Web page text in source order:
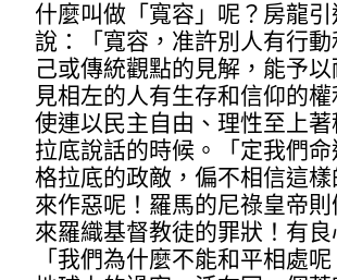
什麼叫做「寬容」呢？房龍
說：「寬容，准許別人有行
己或傳統觀點的見解，能予
見相左的人有生存和信仰的
使連以民主自由、理性至上
拉底說話的時候。「定我們
格拉底的政敵，偏不相信這
來作惡呢！羅馬的尼祿皇帝
來羅織基督教徒的罪狀！有
「我們為什麼不能和平相處